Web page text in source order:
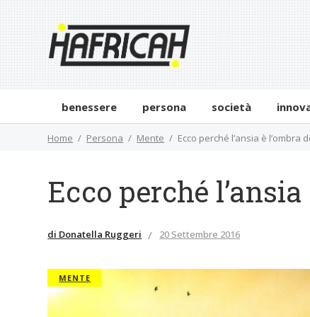
benessere persona società
Home Persona Mente Ecco perché l’ansia è l’ombra
Ecco perché
di Donatella Ruggeri 20 Settembre 2016
MENTE